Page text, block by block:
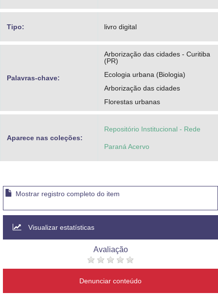
Tipo: livro digital
Palavras-chave:
Arborização das cidades - Curitiba
(PR)
Ecologia urbana (Biologia)
Arborização das cidades
Florestas urbanas
Aparece nas coleções:
Repositório Institucional - Rede
Paraná Acervo
Mostrar registro completo do item
Visualizar estatísticas
Avaliação
Denunciar conteúdo